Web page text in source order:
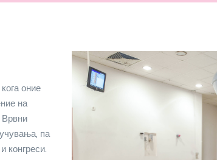
оние
на
Врвни
па
конгреси.